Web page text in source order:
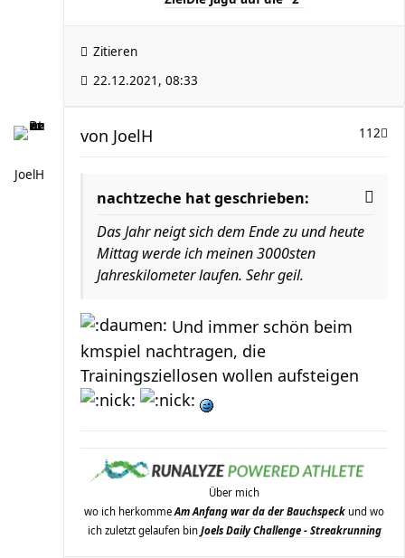
Zitieren
22.12.2021, 08:33
JoelH
112
von JoelH
nachtzeche hat geschrieben:
Das Jahr neigt sich dem Ende zu und heute
Mittag werde ich meinen 3000sten
Jahreskilometer laufen. Sehr geil.
Und immer schön beim
kmspiel nachtragen, die
Trainingsziellosen wollen aufsteigen
Über mich
wo ich herkomme Am Anfang war da der Bauchspeck und wo
ich zuletzt gelaufen bin Joels Daily Challenge - Streakrunning